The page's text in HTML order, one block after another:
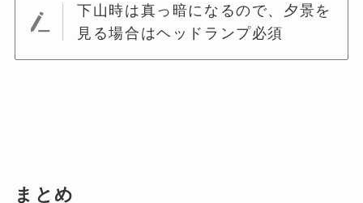
下山時は真っ暗になるので、夕景を
見る場合はヘッドランプ必須
まとめ